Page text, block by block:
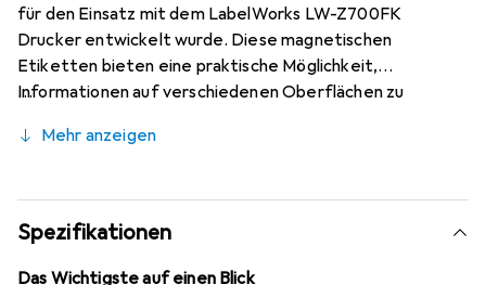
für den Einsatz mit dem LabelWorks LW-Z700FK
Drucker entwickelt wurde. Diese magnetischen
Etiketten bieten eine praktische Möglichkeit,
Informationen auf verschiedenen Oberflächen zu
Mit einer Breite von 24 mm und einer Länge von 1,5 m sind
sei es im Büro, in der Schule oder zu Hause. Die
Drucktechnologie basiert auf dem thermischen
Transferverfahren, was eine klare und langlebige
Beschriftung gewährleistet. Die Etiketten sind in einem
Mehr anzeigen
Spezifikationen
Das Wichtigste auf einen Blick